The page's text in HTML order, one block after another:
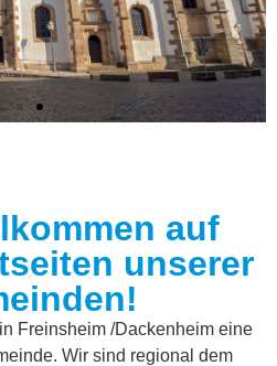
07.08.2026
auf
unserer
Freinsheim /Dackenheim eine
Wir sind regional dem